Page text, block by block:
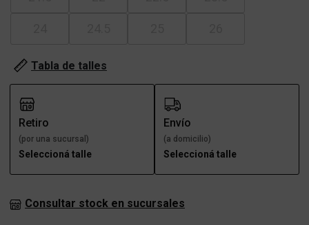
Tabla de talles
Retiro
(por una sucursal)
Seleccioná talle
Envío
(a domicilio)
Seleccioná talle
Consultar stock en sucursales